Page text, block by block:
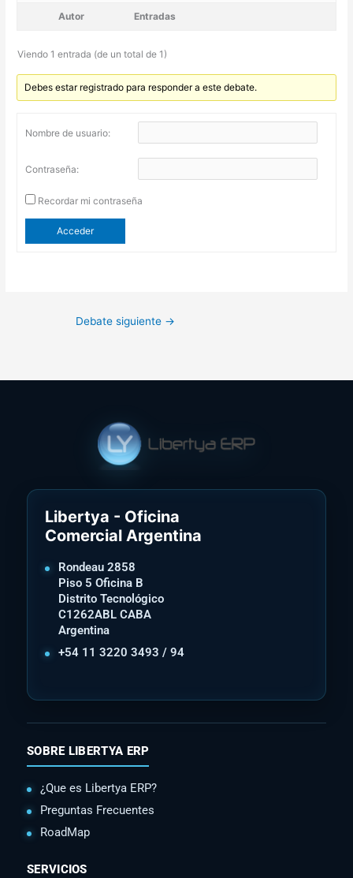
Autor Entradas
Viendo 1 entrada (de un total de 1)
Debes estar registrado para responder a este debate.
Nombre de usuario:
Contraseña:
Recordar mi contraseña
Acceder
Debate siguiente →
Libertya - Oficina
Comercial Argentina
Rondeau 2858
Piso 5 Oficina B
Distrito Tecnológico
C1262ABL CABA
Argentina
+54 11 3220 3493 / 94
SOBRE LIBERTYA ERP
¿Que es Libertya ERP?
Preguntas Frecuentes
RoadMap
SERVICIOS